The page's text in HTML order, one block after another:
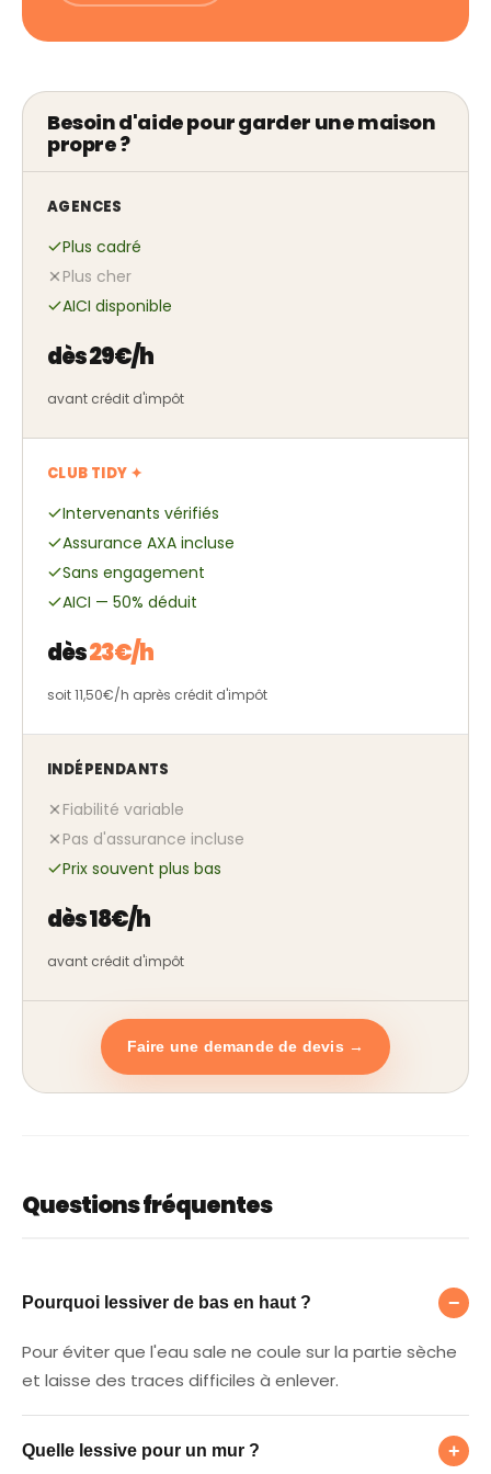
Besoin d'aide pour garder une maison
propre ?
AGENCES
Plus cadré
Plus cher
AICI disponible
dès 29€/h
avant crédit d'impôt
CLUB TIDY ✦
Intervenants vérifiés
Assurance AXA incluse
Sans engagement
AICI — 50% déduit
dès23€/h
soit 11,50€/h après crédit d'impôt
INDÉPENDANTS
Fiabilité variable
Pas d'assurance incluse
Prix souvent plus bas
dès 18€/h
avant crédit d'impôt
Faire une demande de devis →
Questions fréquentes
Pourquoi lessiver de bas en haut ? −
Pour éviter que l'eau sale ne coule sur la partie sèche
et laisse des traces difficiles à enlever.
Quelle lessive pour un mur ? +